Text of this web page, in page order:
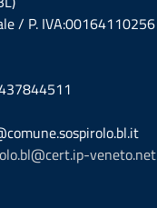
/ P. IVA:00164110256
veneto.net